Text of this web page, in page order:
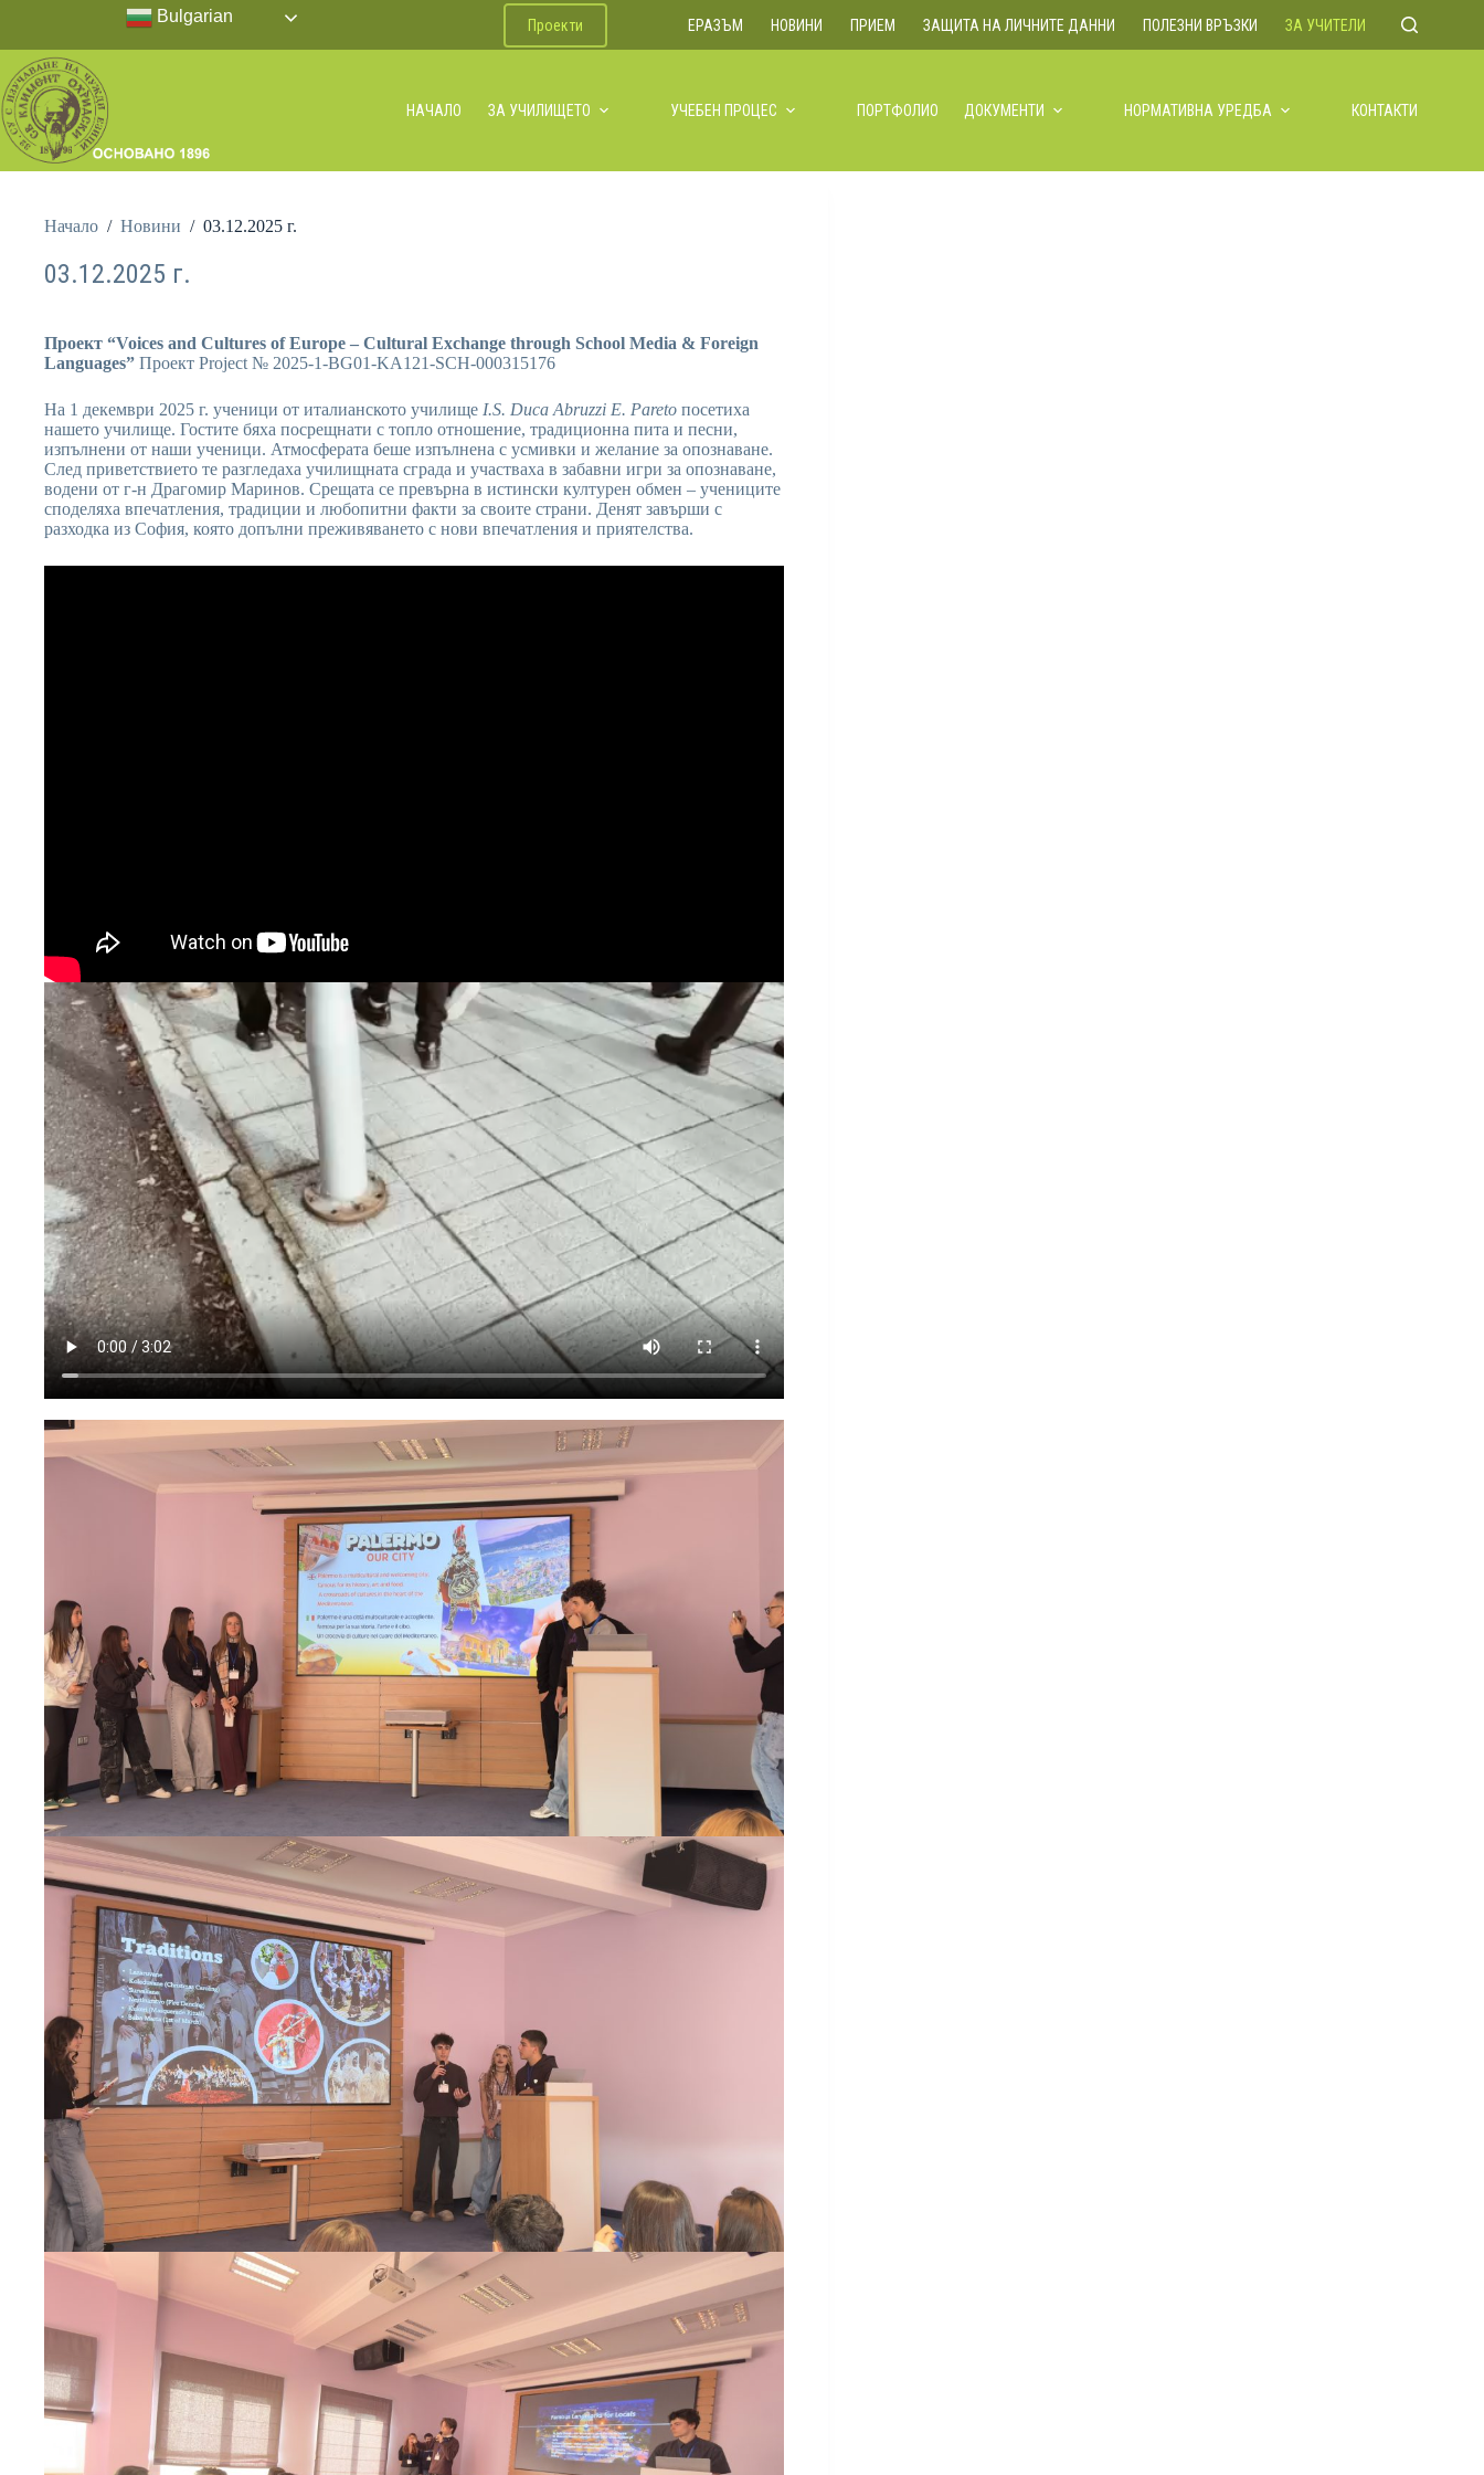
Проекти ЕРАЗЪМ НОВИНИ ПРИЕМ ЗАЩИТА НА ЛИЧНИТЕ ДАННИ ПОЛЕЗНИ ВРЪЗКИ ЗА УЧИТЕЛИ
НАЧАЛО ЗА УЧИЛИЩЕТО УЧЕБЕН ПРОЦЕС ПОРТФОЛИО ДОКУМЕНТИ НОРМАТИВНА УРЕДБА КОНТАКТИ
Начало / Новини / 03.12.2025 г.
03.12.2025 г.
Проект “Voices and Cultures of Europe – Cultural Exchange through School Media & Foreign
Languages” Проект Project № 2025-1-BG01-KA121-SCH-000315176
На 1 декември 2025 г. ученици от италианското училище I.S. Duca Abruzzi E. Pareto посетиха
нашето училище. Гостите бяха посрещнати с топло отношение, традиционна пита и песни,
изпълнени от наши ученици. Атмосферата беше изпълнена с усмивки и желание за опознаване.
След приветствието те разгледаха училищната сграда и участваха в забавни игри за опознаване,
водени от г-н Драгомир Маринов. Срещата се превърна в истински културен обмен – учениците
споделяха впечатления, традиции и любопитни факти за своите страни. Денят завърши с
разходка из София, която допълни преживяването с нови впечатления и приятелства.
Bulgarian